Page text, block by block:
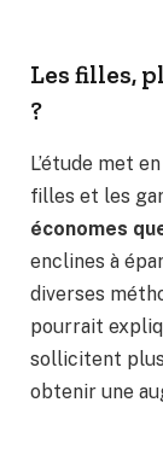
Les filles,
?
L’étude met
filles et les
économes
enclines à
diverses
pourrait
sollicitent
obtenir une